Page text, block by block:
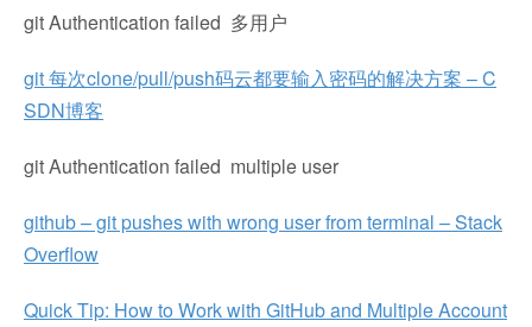
git Authentication failed 多用户
git 每次clone/pull/push码云都要输入密码的解决方案 – C
SDN博客
git Authentication failed multiple user
github – git pushes with wrong user from terminal – Stack
Overflow
Quick Tip: How to Work with GitHub and Multiple Account